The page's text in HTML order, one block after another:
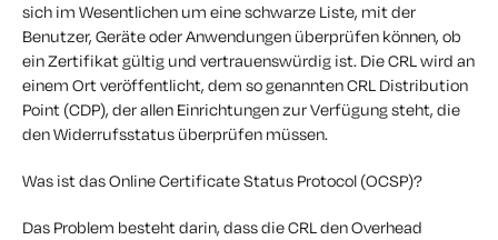
sich im Wesentlichen um eine schwarze Liste, mit der
Benutzer, Geräte oder Anwendungen überprüfen können, ob
ein Zertifikat gültig und vertrauenswürdig ist. Die CRL wird an
einem Ort veröffentlicht, dem so genannten CRL Distribution
Point (CDP), der allen Einrichtungen zur Verfügung steht, die
den Widerrufsstatus überprüfen müssen.
Was ist das Online Certificate Status Protocol (OCSP)?
Das Problem besteht darin, dass die CRL den Overhead